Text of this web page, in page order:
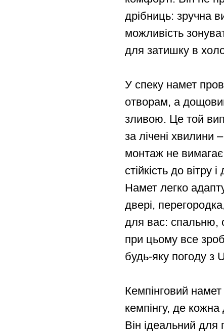
дрібниць: зручна
можливість
для затишку в
У спеку намет
отворам, а дощовий
зливою. Це той
за лічені хвилини
монтаж не вимагає
стійкість до вітру
Намет легко
двері,
для вас: спальню,
при цьому все
будь-яку погоду з
Кемпінговий
кемпінгу, де
Він ідеальний